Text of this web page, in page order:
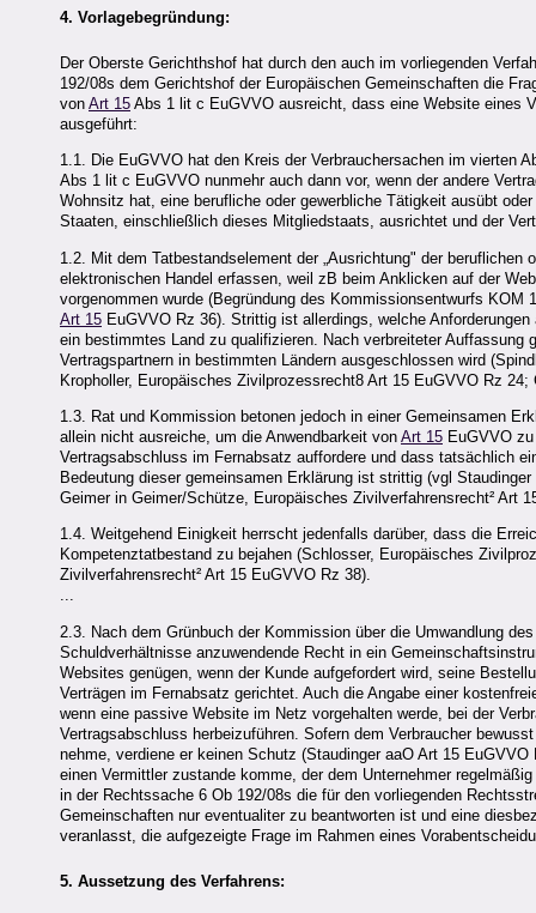
4. Vorlagebegründung:
Der Oberste Gerichthshof hat durch den auch im vorliegenden
192/08s dem Gerichtshof der Europäischen Gemeinschaften die
von Art 15 Abs 1 lit c EuGVVO ausreicht, dass eine Website eines
ausgeführt:
1.1. Die EuGVVO hat den Kreis der Verbrauchersachen im vierten
Abs 1 lit c EuGVVO nunmehr auch dann vor, wenn der andere
Wohnsitz hat, eine berufliche oder gewerbliche Tätigkeit ausübt
Staaten, einschließlich dieses Mitgliedstaats, ausrichtet und der
1.2. Mit dem Tatbestandselement der „Ausrichtung" der
elektronischen Handel erfassen, weil zB beim Anklicken auf der
vorgenommen wurde (Begründung des Kommissionsentwurfs
Art 15 EuGVVO Rz 36). Strittig ist allerdings, welche
ein bestimmtes Land zu qualifizieren. Nach verbreiteter
Vertragspartnern in bestimmten Ländern ausgeschlossen wird
Kropholler, Europäisches Zivilprozessrecht8 Art 15 EuGVVO Rz 24;
1.3. Rat und Kommission betonen jedoch in einer Gemeinsamen
allein nicht ausreiche, um die Anwendbarkeit von Art 15 EuGVVO
Vertragsabschluss im Fernabsatz auffordere und dass tatsächlich
Bedeutung dieser gemeinsamen Erklärung ist strittig (vgl
Geimer in Geimer/Schütze, Europäisches Zivilverfahrensrecht² Art
1.4. Weitgehend Einigkeit herrscht jedenfalls darüber, dass die
Kompetenztatbestand zu bejahen (Schlosser, Europäisches
Zivilverfahrensrecht² Art 15 EuGVVO Rz 38).
...
2.3. Nach dem Grünbuch der Kommission über die Umwandlung
Schuldverhältnisse anzuwendende Recht in ein
Websites genügen, wenn der Kunde aufgefordert wird, seine
Verträgen im Fernabsatz gerichtet. Auch die Angabe einer
wenn eine passive Website im Netz vorgehalten werde, bei der
Vertragsabschluss herbeizuführen. Sofern dem Verbraucher
nehme, verdiene er keinen Schutz (Staudinger aaO Art 15
einen Vermittler zustande komme, der dem Unternehmer
in der Rechtssache 6 Ob 192/08s die für den vorliegenden
Gemeinschaften nur eventualiter zu beantworten ist und eine
veranlasst, die aufgezeigte Frage im Rahmen eines
5. Aussetzung des Verfahrens: